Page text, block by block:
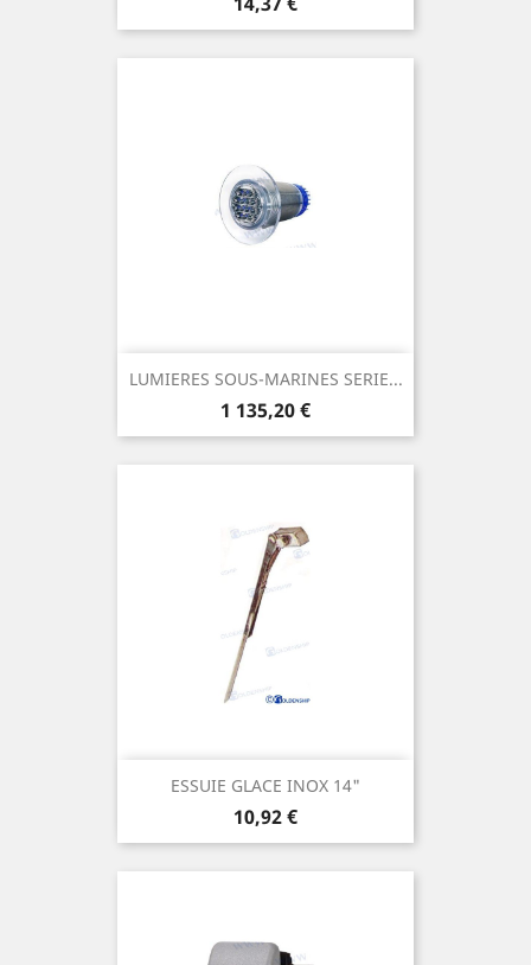
LUMIERES SOUS-MARINES SERIE...
Prix
1 135,20 €
ESSUIE GLACE INOX 14"
Prix
10,92 €